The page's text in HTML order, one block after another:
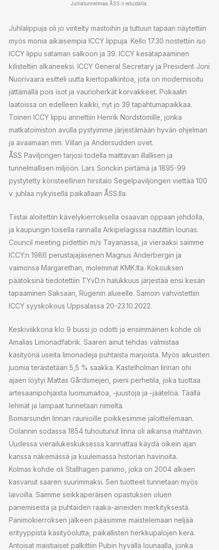
Juhlatunnelmaa ÅSS:n edustalla.
Juhlalippuja oli jo viritelty mastoihin ja tuttuun tapaan näytettiin
myös monia aikaisempia ICCY lippuja. Kello 17.30 nostettiin iso
ICCY lippu sataman salkoon ja 39. ICCY kesätapaaminen
kilisteltiin alkaneeksi. ICCY General Secretary ja President Joni
Nuorivaara esitteli uutta kiertopalkintoa, jota on modernisoitu
jättämällä pois isot ja vaurioherkät korvakkeet. Pokaalin
laatoissa on edelleen kaikki, nyt jo 39 tapahtumapaikkaa.
Toinen ICCY lippu annettiin Henrik Nordstömille, jonka
matkatoimiston avulla pystyimme järjestämään hyvän ohjelman
ja avaamaan mm. Villan ja Andersudden ovet.
ÅSS Paviljongen tarjosi todella maittavan illallisen ja
tunnelmallisen miljöön. Lars Sonckin piirtämä ja 1895-99
pystytetty koristeellinen hirsitalo Segelpaviljongen viettää 100
v. juhlaa nykyisellä paikallaan ÅSS:lla.
Tiistai aloitettiin kävelykierroksella osaavan oppaan johdolla,
ja kaupungin toisella rannalla Arkipelagissa nautittiin lounas.
Council meeting pidettiin m/s Tayanassa, ja vieraaksi saimme
ICCY:n 1986 perustajajäsenen Magnus Anderbergin ja
vaimonsa Margarethan, molemmat KMK:lta. Kokouksen
päätöksinä tiedotettiin TYvD:n halukkuus järjestää ensi kesän
tapaaminen Saksaan, Rügenin alueelle. Samoin vahvistettiin
ICCY syyskokous Uppsalassa 20-23.10.2022.
Keskiviikkona klo 9 bussi jo odotti ja ensimmäinen kohde oli
Amalias Limonadfabrik. Saaren ainut tehdas valmistaa
käsityönä useita limonadeja puhtaista marjoista. Myös aikuisten
juomia terästetään 5,5 % saakka. Kastelholman linnan ohi
ajaen löytyi Mattas Gårdsmejeri, pieni perhetila, joka tuottaa
artesaanipohjaista luomumaitoa, -juustoja ja -jäätelöä. Täällä
lehmät ja lampaat tunnetaan nimeltä.
Bomarsundin linnan raunioille poikkesimme jaloittelemaan.
Oolannin sodassa 1854 tuhoutunut linna oli aikansa mahtavin.
Uudessa vierailukeskuksessa kannattaa käydä oikein ajan
kanssa näkemässä ja kuulemassa historian havinoita.
Kolmas kohde oli Stallhagen panimo, joka on 2004 alkaen
kasvanut saaren suurimmaksi. Sen tuotteet tunnetaan myös
laivoilla. Saimme seikkaperäisen opastuksen oluen
panemisesta ja puhtaiden raaka-aineiden merkityksestä.
Panimokierroksen jälkeen pääsimme maistelemaan neljää
erityyppistä käsityöolutta, paikallisten herkkupalojen kera.
Antoisat maistiaiset palkittiin Pubin hyvällä lounaalla, jonka